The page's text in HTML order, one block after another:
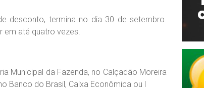
desconto, termina no dia 30 de setembro.
em até quatro vezes.
Municipal da Fazenda, no Calçadão Moreira
Banco do Brasil, Caixa Econômica ou l